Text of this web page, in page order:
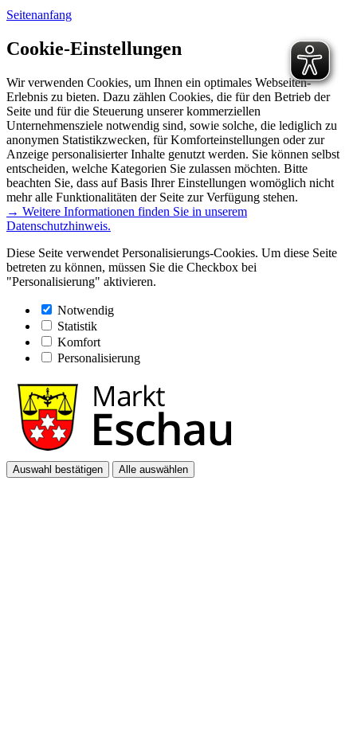
Seitenanfang
Cookie-Einstellungen
Wir verwenden Cookies, um Ihnen ein optimales Webseiten-
Erlebnis zu bieten. Dazu zählen Cookies, die für den Betrieb der
Seite und für die Steuerung unserer kommerziellen
Unternehmensziele notwendig sind, sowie solche, die lediglich zu
anonymen Statistikzwecken, für Komforteinstellungen oder zur
Anzeige personalisierter Inhalte genutzt werden. Sie können selbst
entscheiden, welche Kategorien Sie zulassen möchten. Bitte
beachten Sie, dass auf Basis Ihrer Einstellungen womöglich nicht
mehr alle Funktionalitäten der Seite zur Verfügung stehen.
→ Weitere Informationen finden Sie in unserem
Datenschutzhinweis.
Diese Seite verwendet Personalisierungs-Cookies. Um diese Seite
betreten zu können, müssen Sie die Checkbox bei
"Personalisierung" aktivieren.
Notwendig
Statistik
Komfort
Personalisierung
Auswahl bestätigen Alle auswählen